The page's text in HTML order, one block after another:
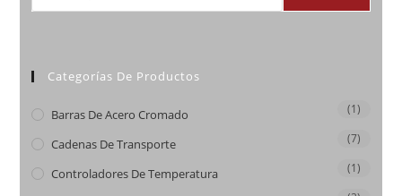
Categorías De Productos
Barras De Acero Cromado (1)
Cadenas De Transporte (7)
Controladores De Temperatura (1)